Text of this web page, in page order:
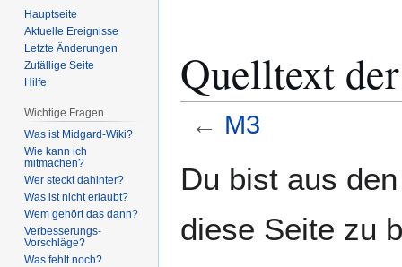
Quelltext
← M3
Navigation
Suche
Du bist aus
diese Seite zu
Hauptseite
Aktuelle Ereignisse
Letzte Änderungen
Zufällige Seite
Hilfe
Wichtige Fragen
Was ist Midgard-Wiki?
Wie kann ich
mitmachen?
Wer steckt dahinter?
Was ist nicht erlaubt?
Wem gehört das dann?
Verbesserungs-
Vorschläge?
Was fehlt noch?